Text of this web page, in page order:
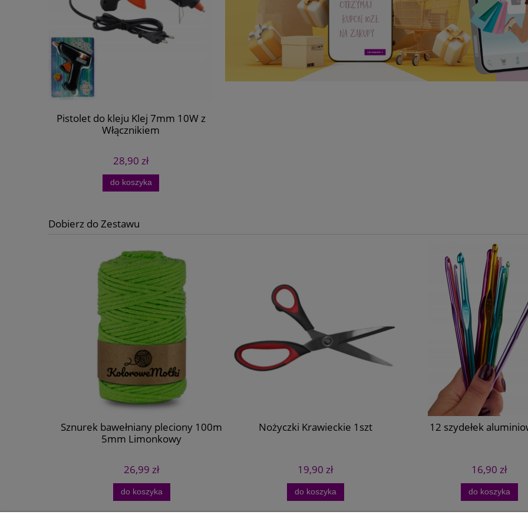
Pistolet do kleju Klej 7mm 10W z
Włącznikiem
28,90 zł
do koszyka
Dobierz do Zestawu
Sznurek bawełniany pleciony 100m
5mm Limonkowy
26,99 zł
do koszyka
Nożyczki Krawieckie 1szt
19,90 zł
do koszyka
12 szydełek
16,90 zł
do koszyka